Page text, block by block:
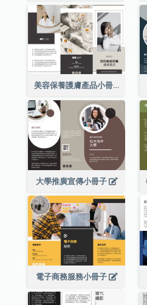
美容保養護膚產品小冊子
大學推廣宣傳小冊子
電子商務服務小冊子